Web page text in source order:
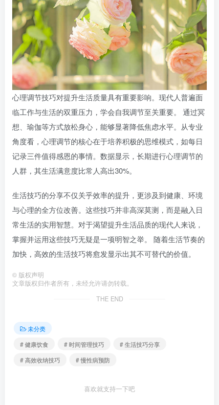
心理调节技巧对提升生活质量具有重要影响。现代人普遍面
临工作与生活的双重压力，学会自我调节至关重要。 通过冥
想、瑜伽等方式放松身心，能够显著降低焦虑水平。从专业
角度看，心理调节的核心在于培养积极的思维模式，如每日
记录三件值得感恩的事情。数据显示，长期进行心理调节的
人群，其生活满意度比常人高出30%。
生活技巧的分享不仅关乎效率的提升，更涉及到健康、环境
与心理的全方位改善。这些技巧并非高深莫测，而是融入日
常生活的实用智慧。对于渴望提升生活品质的现代人来说，
掌握并运用这些技巧无疑是一项明智之举。 随着生活节奏的
加快，高效的生活技巧将愈发显示出其不可替代的价值。
© 版权声明
文章版权归作者所有，未经允许请勿转载。
THE END
未分类
# 健康饮食
# 时间管理技巧
# 生活技巧分享
# 高效收纳技巧
# 慢性病预防
喜欢就支持一下吧